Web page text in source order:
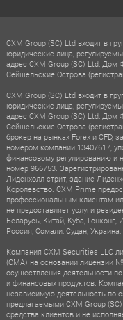
CXM Group (SC) Ltd входит в
юридические лица,
адрес CXM Group (SC) Ltd: Дом
Сейшельские Острова
CXM Group (SC) Ltd входит в
юридические лица,
адрес CXM Group (SC) Ltd: Дом
Сейшельские Острова
брокер на рынках Forex и CFD,
номером компании 13407617,
финансовому регулированию и
номер 966753.
Лиденхолл-стрит, здание
Королевство. CXM Prime
профессиональным клиентам
не предоставляет услуги
Беларусь, Китай, Куба,
Россия, Сомали, Судан,
Компания CXM Securities LLC
(CMA) на основании лицензии
осуществления деятельности
и финансовых продуктов.
независимую деятельность по
предлагаемыми CXM Group
средства клиентов и не